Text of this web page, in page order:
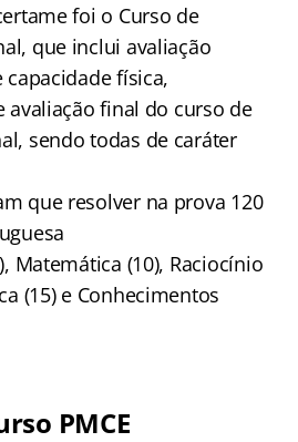
foi o Curso de
que inclui avaliação
física,
avaliação final do curso de
sendo todas de caráter
que resolver na prova 120
Matemática (10), Raciocínio
(15) e Conhecimentos
PMCE